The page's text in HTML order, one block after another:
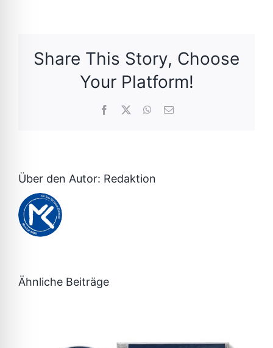
Share This Story, Choose
Your Platform!
Facebook WhatsApp
E-
Über den Autor: Redaktion
Ähnliche Beiträge